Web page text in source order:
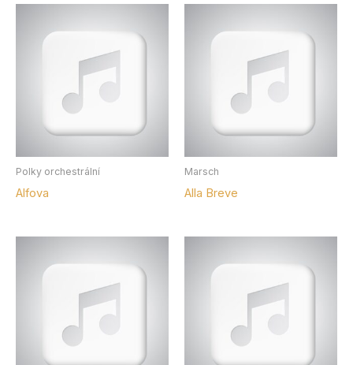
Polky orchestrální
Alfova
Marsch
Alla Breve